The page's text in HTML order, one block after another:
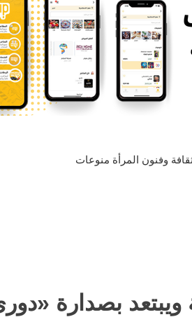
وفنون المرأة منوعات
ويبتعد بصدارة